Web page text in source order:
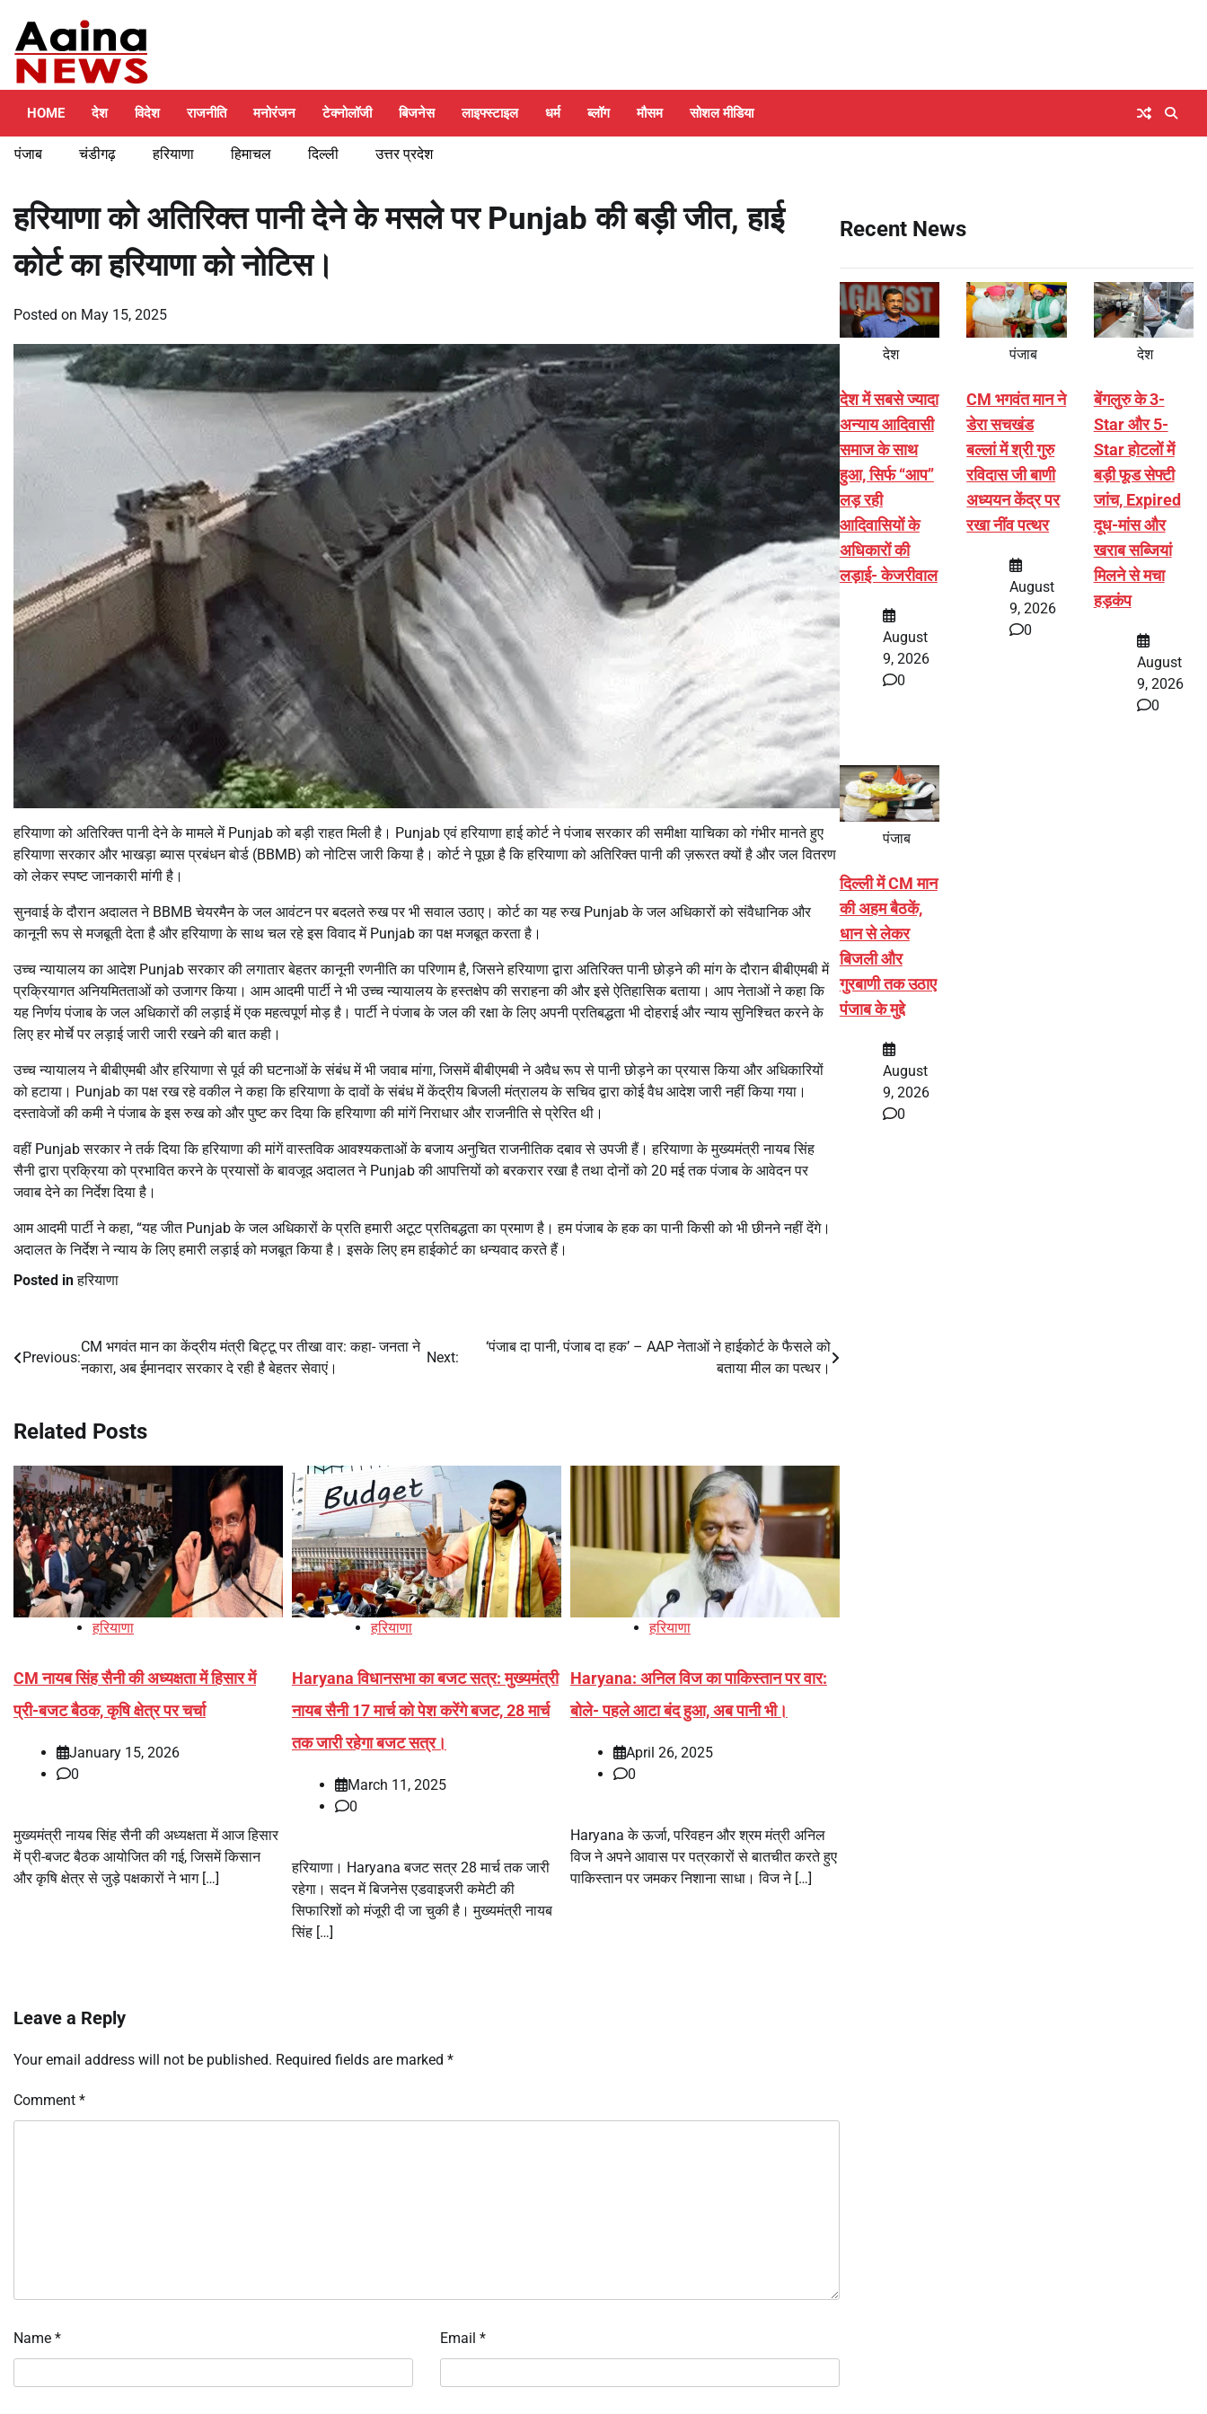
content
HOME देश विदेश राजनीति मनोरंजन टेक्नोलॉजी बिजनेस लाइफ्स्टाइल धर्म ब्लॉग मौसम सोशल मीडिया
पंजाब चंडीगढ़ हरियाणा हिमाचल दिल्ली उत्तर प्रदेश
हरियाणा को अतिरिक्त पानी देने के मसले पर Punjab की बड़ी जीत, हाई
कोर्ट का हरियाणा को नोटिस।
Posted on May 15, 2025
हरियाणा को अतिरिक्त पानी देने के मामले में Punjab को बड़ी राहत मिली है। Punjab एवं हरियाणा हाई कोर्ट ने पंजाब सरकार की समीक्षा याचिका को गंभीर मानते हुए
हरियाणा सरकार और भाखड़ा ब्यास प्रबंधन बोर्ड (BBMB) को नोटिस जारी किया है। कोर्ट ने पूछा है कि हरियाणा को अतिरिक्त पानी की ज़रूरत क्यों है और जल वितरण
को लेकर स्पष्ट जानकारी मांगी है।
सुनवाई के दौरान अदालत ने BBMB चेयरमैन के जल आवंटन पर बदलते रुख पर भी सवाल उठाए। कोर्ट का यह रुख Punjab के जल अधिकारों को संवैधानिक और
कानूनी रूप से मजबूती देता है और हरियाणा के साथ चल रहे इस विवाद में Punjab का पक्ष मजबूत करता है।
उच्च न्यायालय का आदेश Punjab सरकार की लगातार बेहतर कानूनी रणनीति का परिणाम है, जिसने हरियाणा द्वारा अतिरिक्त पानी छोड़ने की मांग के दौरान बीबीएमबी में
प्रक्रियागत अनियमितताओं को उजागर किया। आम आदमी पार्टी ने भी उच्च न्यायालय के हस्तक्षेप की सराहना की और इसे ऐतिहासिक बताया। आप नेताओं ने कहा कि
यह निर्णय पंजाब के जल अधिकारों की लड़ाई में एक महत्वपूर्ण मोड़ है। पार्टी ने पंजाब के जल की रक्षा के लिए अपनी प्रतिबद्धता भी दोहराई और न्याय सुनिश्चित करने के
लिए हर मोर्चे पर लड़ाई जारी जारी रखने की बात कही।
उच्च न्यायालय ने बीबीएमबी और हरियाणा से पूर्व की घटनाओं के संबंध में भी जवाब मांगा, जिसमें बीबीएमबी ने अवैध रूप से पानी छोड़ने का प्रयास किया और अधिकारियों
को हटाया। Punjab का पक्ष रख रहे वकील ने कहा कि हरियाणा के दावों के संबंध में केंद्रीय बिजली मंत्रालय के सचिव द्वारा कोई वैध आदेश जारी नहीं किया गया।
दस्तावेजों की कमी ने पंजाब के इस रुख को और पुष्ट कर दिया कि हरियाणा की मांगें निराधार और राजनीति से प्रेरित थी।
वहीं Punjab सरकार ने तर्क दिया कि हरियाणा की मांगें वास्तविक आवश्यकताओं के बजाय अनुचित राजनीतिक दबाव से उपजी हैं। हरियाणा के मुख्यमंत्री नायब सिंह
सैनी द्वारा प्रक्रिया को प्रभावित करने के प्रयासों के बावजूद अदालत ने Punjab की आपत्तियों को बरकरार रखा है तथा दोनों को 20 मई तक पंजाब के आवेदन पर
जवाब देने का निर्देश दिया है।
आम आदमी पार्टी ने कहा, “यह जीत Punjab के जल अधिकारों के प्रति हमारी अटूट प्रतिबद्धता का प्रमाण है। हम पंजाब के हक का पानी किसी को भी छीनने नहीं देंगे।
अदालत के निर्देश ने न्याय के लिए हमारी लड़ाई को मजबूत किया है। इसके लिए हम हाईकोर्ट का धन्यवाद करते हैं।
Posted inहरियाणा
Post
Previous:
CM भगवंत मान का केंद्रीय मंत्री बिट्टू पर तीखा वार: कहा- जनता ने
नकारा, अब ईमानदार सरकार दे रही है बेहतर सेवाएं।
Next:
‘पंजाब दा पानी, पंजाब दा हक’ – AAP नेताओं ने हाईकोर्ट के फैसले को
बताया मील का पत्थर।
Related Posts
हरियाणा
CM नायब सिंह सैनी की अध्यक्षता में हिसार में
प्री-बजट बैठक, कृषि क्षेत्र पर चर्चा
January 15, 2026
0
मुख्यमंत्री नायब सिंह सैनी की अध्यक्षता में आज हिसार
में प्री-बजट बैठक आयोजित की गई, जिसमें किसान
और कृषि क्षेत्र से जुड़े पक्षकारों ने भाग […]
हरियाणा
Haryana विधानसभा का बजट सत्र: मुख्यमंत्री
नायब सैनी 17 मार्च को पेश करेंगे बजट, 28 मार्च
तक जारी रहेगा बजट सत्र।
March 11, 2025
0
हरियाणा। Haryana बजट सत्र 28 मार्च तक जारी
रहेगा। सदन में बिजनेस एडवाइजरी कमेटी की
सिफारिशों को मंजूरी दी जा चुकी है। मुख्यमंत्री नायब
सिंह […]
हरियाणा
Haryana: अनिल विज का पाकिस्तान पर वार:
बोले- पहले आटा बंद हुआ, अब पानी भी।
April 26, 2025
0
Haryana के ऊर्जा, परिवहन और श्रम मंत्री अनिल
विज ने अपने आवास पर पत्रकारों से बातचीत करते हुए
पाकिस्तान पर जमकर निशाना साधा। विज ने […]
Leave a Reply
Your email address will not be published. Required fields are marked *
Comment *
Name * Email *
Recent News
देश
देश में सबसे ज्यादा
अन्याय आदिवासी
समाज के साथ
हुआ, सिर्फ ‘‘आप’’
लड़ रही
आदिवासियों के
अधिकारों की
लड़ाई- केजरीवाल
August
9, 2026
0
पंजाब
CM भगवंत मान ने
डेरा सचखंड
बल्लां में श्री गुरु
रविदास जी बाणी
अध्ययन केंद्र पर
रखा नींव पत्थर
August
9, 2026
0
देश
बेंगलुरु के 3-
Star और 5-
Star होटलों में
बड़ी फूड सेफ्टी
जांच, Expired
दूध-मांस और
खराब सब्जियां
मिलने से मचा
हड़कंप
August
9, 2026
0
पंजाब
दिल्ली में CM मान
की अहम बैठकें,
धान से लेकर
बिजली और
गुरबाणी तक उठाए
पंजाब के मुद्दे
August
9, 2026
0